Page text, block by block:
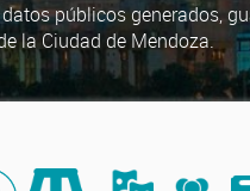
públicos generados,
la Ciudad de Mendoza.